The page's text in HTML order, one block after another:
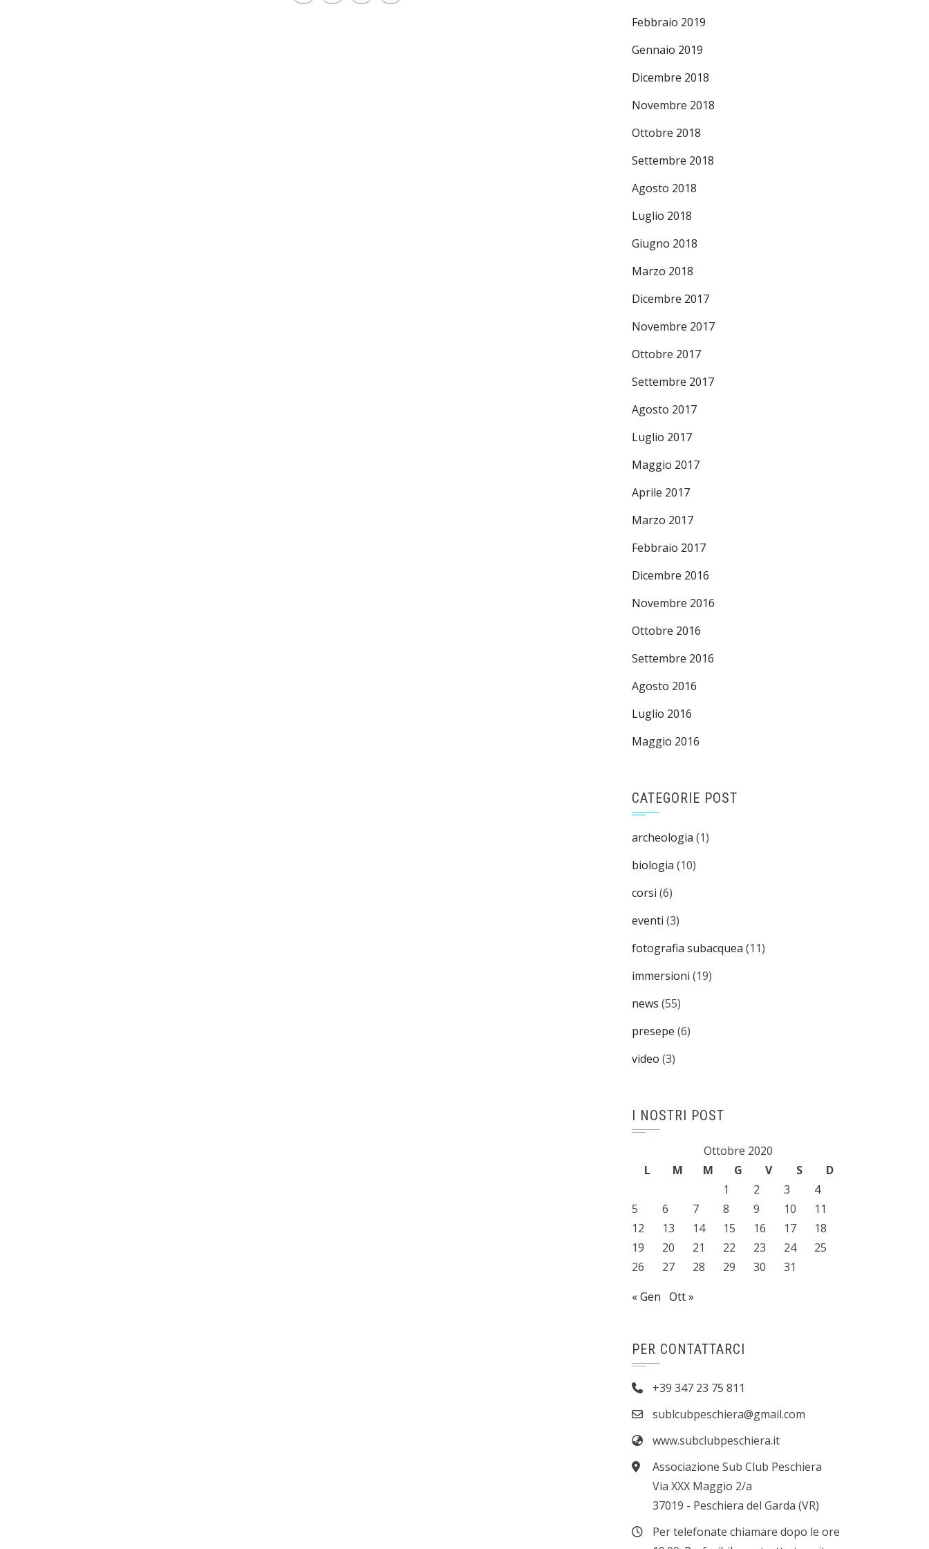
Febbraio 2019
Gennaio 2019
Dicembre 2018
Novembre 2018
Ottobre 2018
Settembre 2018
Agosto 2018
Luglio 2018
Giugno 2018
Marzo 2018
Dicembre 2017
Novembre 2017
Ottobre 2017
Settembre 2017
Agosto 2017
Luglio 2017
Maggio 2017
Aprile 2017
Marzo 2017
Febbraio 2017
Dicembre 2016
Novembre 2016
Ottobre 2016
Settembre 2016
Agosto 2016
Luglio 2016
Maggio 2016
CATEGORIE POST
archeologia (1)
biologia (10)
corsi (6)
eventi (3)
fotografia subacquea (11)
immersioni (19)
news (55)
presepe (6)
video (3)
I NOSTRI POST
Ottobre 2020
L
M M G V S
D
1
2 3
4
5
6 7 8 9 10
11
12
13 14 15 16 17
18
19
20 21 22 23 24
25
26
27 28 29 30
31
« Gen Ott »
PER CONTATTARCI
+39 347 23 75 811
sublcubpeschiera@gmail.com
www.subclubpeschiera.it
Associazione Sub Club Peschiera
Via XXX Maggio 2/a
37019 - Peschiera del Garda (VR)
Per telefonate chiamare dopo le ore